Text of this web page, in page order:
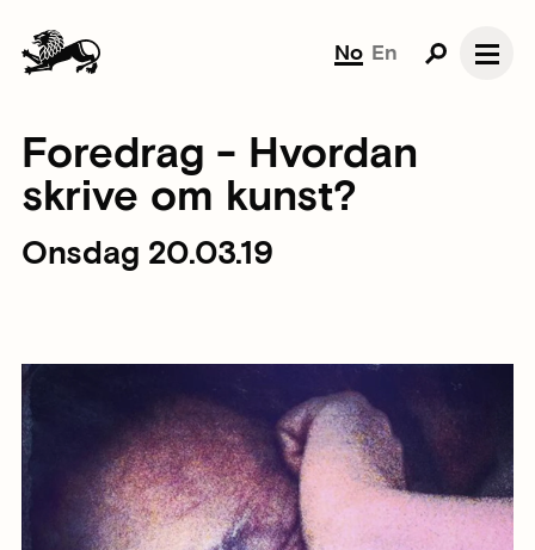
No En
Foredrag - Hvordan
skrive om kunst?
Onsdag 20.03.19